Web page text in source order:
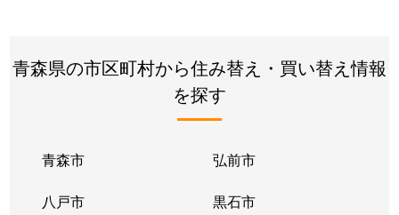
青森県の市区町村から住み替え・買い替え情報
を探す
青森市 弘前市
八戸市 黒石市